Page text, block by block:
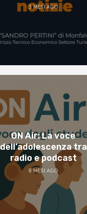
3 MESI AGO
ON Air: La voce
dell’adolescenza tra
radio e podcast
8 MESI AGO